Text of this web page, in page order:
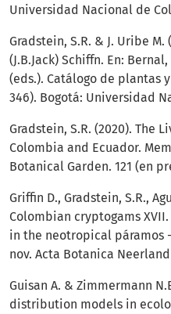
Universidad Nacional de
Gradstein, S.R. & J. Uribe
(J.B.Jack) Schiffn. En:
(eds.). Catálogo de plantas
346). Bogotá: Universidad
Gradstein, S.R. (2020). The
Colombia and Ecuador.
Botanical Garden. 121 (en
Griffin D., Gradstein, S.R.,
Colombian cryptogams
in the neotropical páramos
nov. Acta Botanica
Guisan A. & Zimmermann
distribution models in